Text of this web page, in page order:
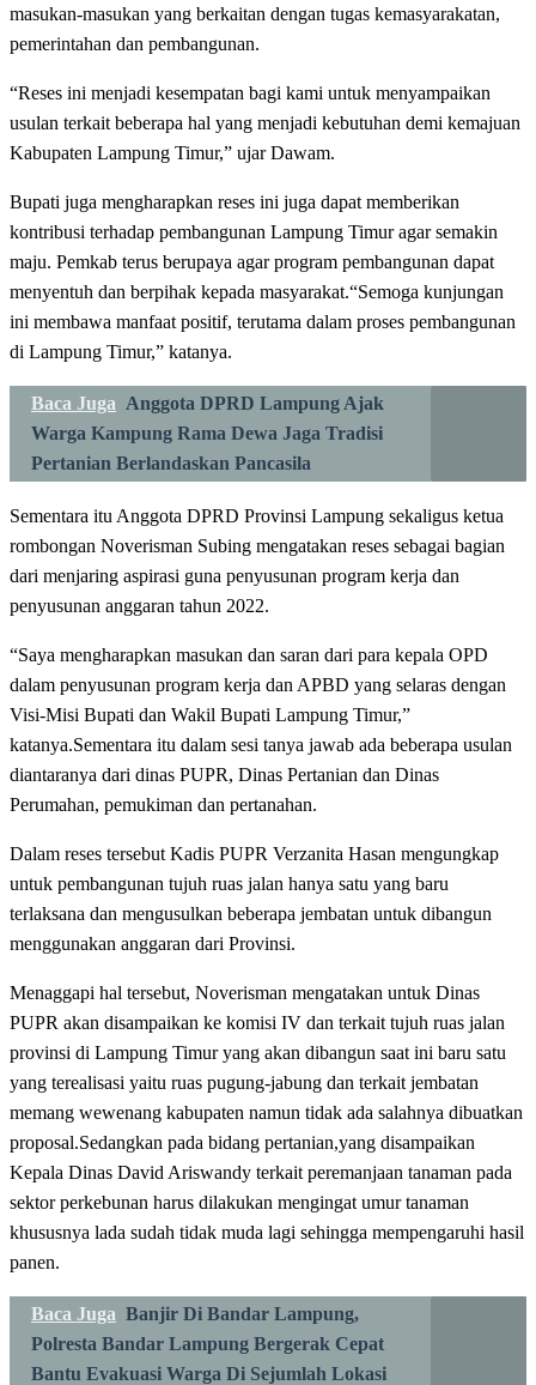
masukan-masukan yang berkaitan dengan tugas kemasyarakatan,
pemerintahan dan pembangunan.
“Reses ini menjadi kesempatan bagi kami untuk menyampaikan
usulan terkait beberapa hal yang menjadi kebutuhan demi kemajuan
Kabupaten Lampung Timur,” ujar Dawam.
Bupati juga mengharapkan reses ini juga dapat memberikan
kontribusi terhadap pembangunan Lampung Timur agar semakin
maju. Pemkab terus berupaya agar program pembangunan dapat
menyentuh dan berpihak kepada masyarakat.“Semoga kunjungan
ini membawa manfaat positif, terutama dalam proses pembangunan
di Lampung Timur,” katanya.
Baca Juga Anggota DPRD Lampung Ajak
Warga Kampung Rama Dewa Jaga Tradisi
Pertanian Berlandaskan Pancasila
Sementara itu Anggota DPRD Provinsi Lampung sekaligus ketua
rombongan Noverisman Subing mengatakan reses sebagai bagian
dari menjaring aspirasi guna penyusunan program kerja dan
penyusunan anggaran tahun 2022.
“Saya mengharapkan masukan dan saran dari para kepala OPD
dalam penyusunan program kerja dan APBD yang selaras dengan
Visi-Misi Bupati dan Wakil Bupati Lampung Timur,”
katanya.Sementara itu dalam sesi tanya jawab ada beberapa usulan
diantaranya dari dinas PUPR, Dinas Pertanian dan Dinas
Perumahan, pemukiman dan pertanahan.
Dalam reses tersebut Kadis PUPR Verzanita Hasan mengungkap
untuk pembangunan tujuh ruas jalan hanya satu yang baru
terlaksana dan mengusulkan beberapa jembatan untuk dibangun
menggunakan anggaran dari Provinsi.
Menaggapi hal tersebut, Noverisman mengatakan untuk Dinas
PUPR akan disampaikan ke komisi IV dan terkait tujuh ruas jalan
provinsi di Lampung Timur yang akan dibangun saat ini baru satu
yang terealisasi yaitu ruas pugung-jabung dan terkait jembatan
memang wewenang kabupaten namun tidak ada salahnya dibuatkan
proposal.Sedangkan pada bidang pertanian,yang disampaikan
Kepala Dinas David Ariswandy terkait peremanjaan tanaman pada
sektor perkebunan harus dilakukan mengingat umur tanaman
khususnya lada sudah tidak muda lagi sehingga mempengaruhi hasil
panen.
Baca Juga Banjir Di Bandar Lampung,
Polresta Bandar Lampung Bergerak Cepat
Bantu Evakuasi Warga Di Sejumlah Lokasi